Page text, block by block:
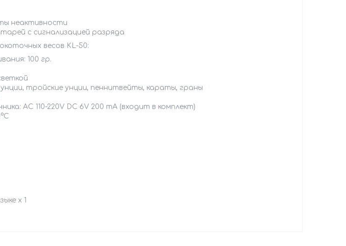
неактивности
с сигнализацией разряда
весов KL-50:
100 гр.
тройские унции, пеннитвейты, караты, граны
AC 110-220V DC 6V 200 mA (входит в комплект)
x 1